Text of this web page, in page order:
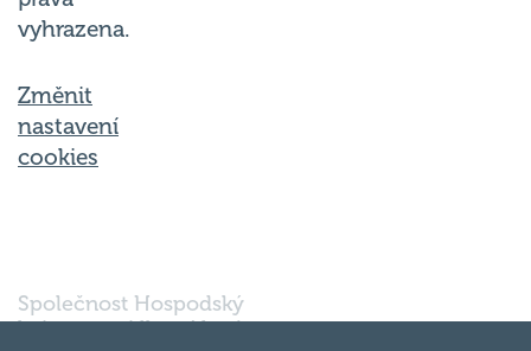
vyhrazena.
Změnit
nastavení
cookies
Společnost Hospodský
kvíz s.r.o., sídlem Nové